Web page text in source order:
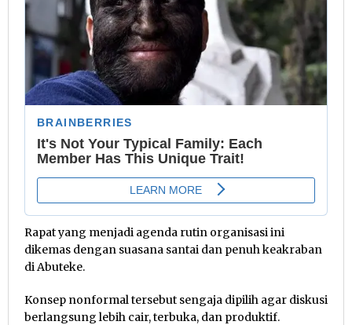
Rapat yang menjadi agenda rutin organisasi ini
dikemas dengan suasana santai dan penuh keakraban
di Abuteke.
Konsep nonformal tersebut sengaja dipilih agar diskusi
berlangsung lebih cair, terbuka, dan produktif.